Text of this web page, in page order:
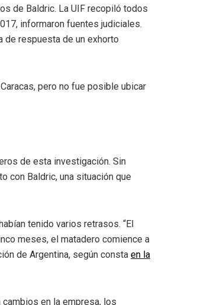
de Baldric. La UIF recopiló todos
informaron fuentes judiciales.
de respuesta de un exhorto
pero no fue posible ubicar
de esta investigación. Sin
con Baldric, una situación que
tenido varios retrasos. “El
meses, el matadero comience a
de Argentina, según consta en la
en la empresa, los